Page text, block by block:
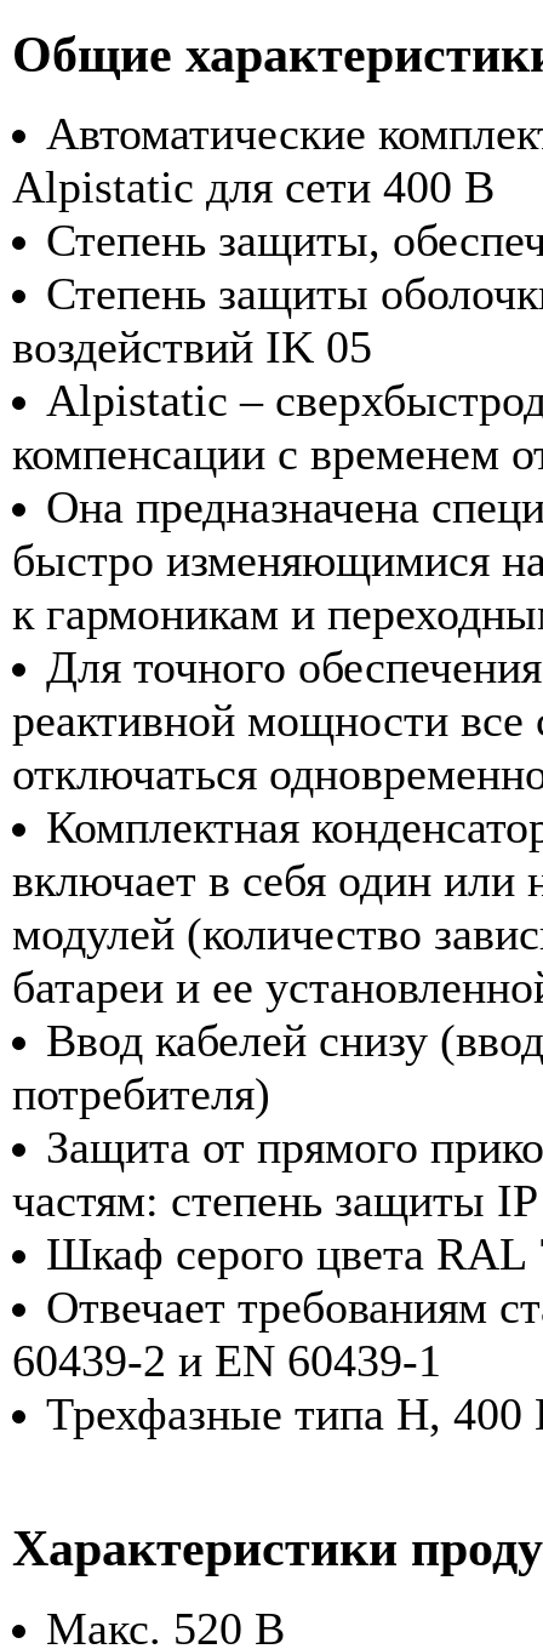
Общие
Автоматические
Alpistatic для сети 400 В
Степень защиты,
Степень защиты
воздействий IK 05
Alpistatic –
компенсации с временем
Она предназначена
быстро изменяющимися
к гармоникам и
Для точного
реактивной мощности все
отключаться
Комплектная
включает в себя один
модулей (количество
батареи и ее
Ввод кабелей снизу
потребителя)
Защита от прямого
частям: степень защиты
Шкаф серого цвета
Отвечает требованиям
60439-2 и EN 60439-1
Трехфазные типа H,
Характеристики
Макс. 520 В